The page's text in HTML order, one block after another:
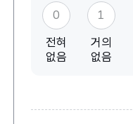
0
전혀
없음
1
거의
없음